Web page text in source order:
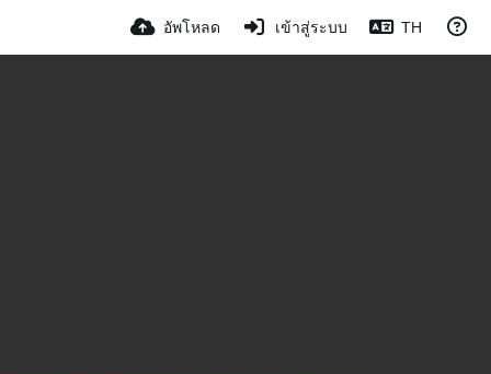
อัพโหลด เข้าสู่ระบบ TH